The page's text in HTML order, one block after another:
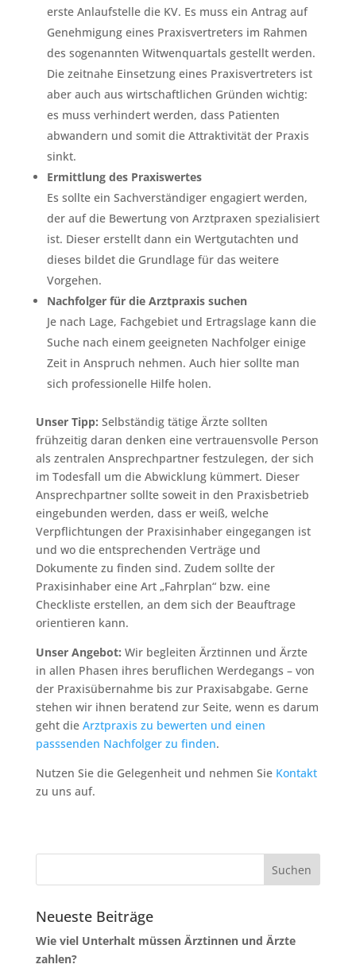
erste Anlaufstelle die KV. Es muss ein Antrag auf
Genehmigung eines Praxisvertreters im Rahmen
des sogenannten Witwenquartals gestellt werden.
Die zeitnahe Einsetzung eines Praxisvertreters ist
aber auch aus wirtschaftlichen Gründen wichtig:
es muss verhindert werden, dass Patienten
abwandern und somit die Attraktivität der Praxis
sinkt.
Ermittlung des Praxiswertes
Es sollte ein Sachverständiger engagiert werden,
der auf die Bewertung von Arztpraxen spezialisiert
ist. Dieser erstellt dann ein Wertgutachten und
dieses bildet die Grundlage für das weitere
Vorgehen.
Nachfolger für die Arztpraxis suchen
Je nach Lage, Fachgebiet und Ertragslage kann die
Suche nach einem geeigneten Nachfolger einige
Zeit in Anspruch nehmen. Auch hier sollte man
sich professionelle Hilfe holen.
Unser Tipp: Selbständig tätige Ärzte sollten
frühzeitig daran denken eine vertrauensvolle Person
als zentralen Ansprechpartner festzulegen, der sich
im Todesfall um die Abwicklung kümmert. Dieser
Ansprechpartner sollte soweit in den Praxisbetrieb
eingebunden werden, dass er weiß, welche
Verpflichtungen der Praxisinhaber eingegangen ist
und wo die entsprechenden Verträge und
Dokumente zu finden sind. Zudem sollte der
Praxisinhaber eine Art „Fahrplan“ bzw. eine
Checkliste erstellen, an dem sich der Beauftrage
orientieren kann.
Unser Angebot: Wir begleiten Ärztinnen und Ärzte
in allen Phasen ihres beruflichen Werdegangs – von
der Praxisübernahme bis zur Praxisabgabe. Gerne
stehen wir ihnen beratend zur Seite, wenn es darum
geht die Arztpraxis zu bewerten und einen
passsenden Nachfolger zu finden.
Nutzen Sie die Gelegenheit und nehmen Sie Kontakt
zu uns auf.
Neueste Beiträge
Wie viel Unterhalt müssen Ärztinnen und Ärzte
zahlen?